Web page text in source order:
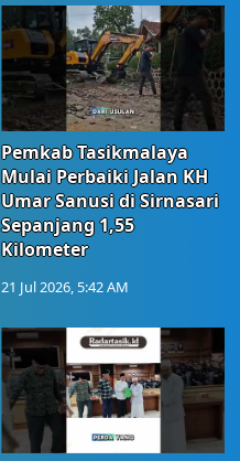
Pemkab Tasikmalaya
Mulai Perbaiki Jalan KH
Umar Sanusi di Sirnasari
Sepanjang 1,55
Kilometer
21 Jul 2026, 5:42 AM